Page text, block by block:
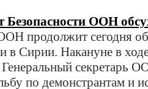
Безопасности ООН
продолжит сегодня
в Сирии. Накануне в
Генеральный секретарь
по демонстрантам и